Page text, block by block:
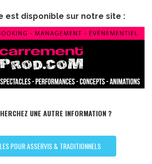
est disponible sur notre site :
UNE AUTRE INFORMATION ?
POUR ASSERVIS & TRADITIONNELS